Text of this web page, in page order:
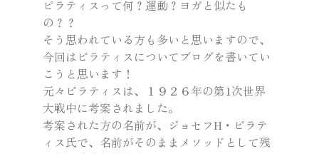
ピラティスって何？運動？ヨガと似たも
の？？
そう思われている方も多いと思いますので、
今回はピラティスについてブログを書いてい
こうと思います！
元々ピラティスは、１９２６年の第1次世界
大戦中に考案されました。
考案された方の名前が、ジョセフH・ピラテ
ィス氏で、名前がそのままメソッドとして残